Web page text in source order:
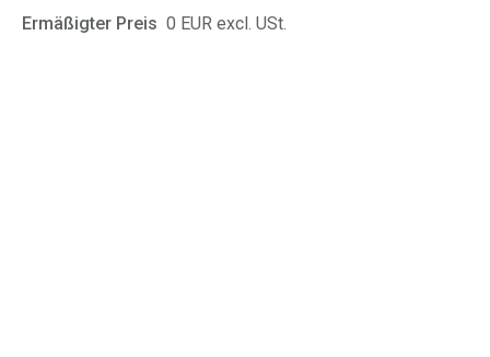
Ermäßigter Preis 0 EUR excl. USt.